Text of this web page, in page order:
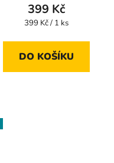
399 Kč
Měrná
399 Kč / 1 ks
DO KOŠÍKU